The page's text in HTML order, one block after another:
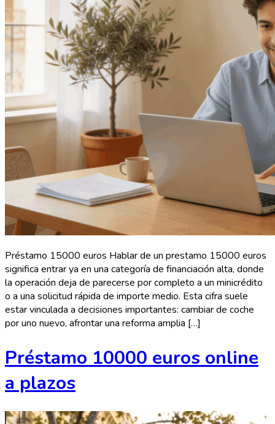
Préstamo 15000 euros Hablar de un prestamo 15000 euros
significa entrar ya en una categoría de financiación alta, donde
la operación deja de parecerse por completo a un minicrédito
o a una solicitud rápida de importe medio. Esta cifra suele
estar vinculada a decisiones importantes: cambiar de coche
por uno nuevo, afrontar una reforma amplia […]
Préstamo 10000 euros online
a plazos